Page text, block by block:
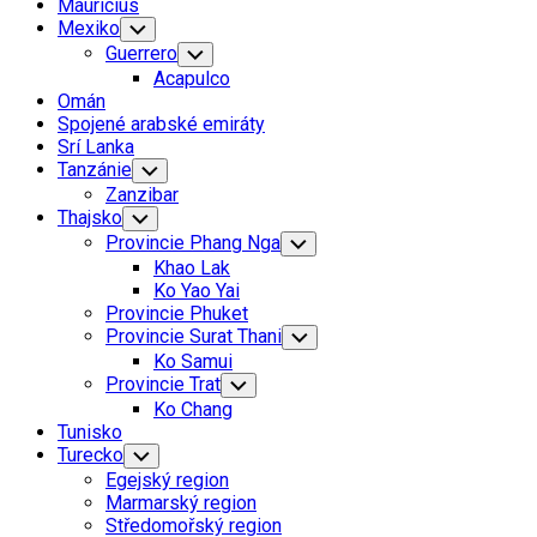
Mauricius
Current
Page
Mexiko Toggle
Child
Menu
Current
Page
Parent
Guerrero Toggle
Child
Menu
Current
Acapulco
Omán
Spojené arabské emiráty
Srí Lanka
Tanzánie Toggle
Child
Menu
Zanzibar
Thajsko Toggle
Child
Menu
Provincie Phang Nga Toggle
Child
Khao Lak
Ko Yao Yai
Provincie Phuket
Provincie Surat Thani Toggle
Child
Ko Samui
Provincie Trat Toggle
Child
Menu
Ko Chang
Tunisko
Turecko Toggle
Child
Menu
Egejský region
Marmarský region
Středomořský region